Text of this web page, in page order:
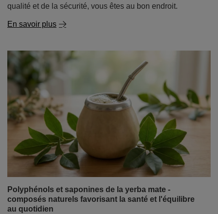
qualité et de la sécurité, vous êtes au bon endroit.
En savoir plus
Polyphénols et saponines de la yerba mate -
composés naturels favorisant la santé et l'équilibre
au quotidien